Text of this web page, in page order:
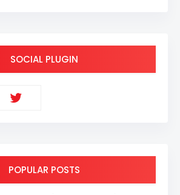
SOCIAL PLUGIN
POPULAR POSTS